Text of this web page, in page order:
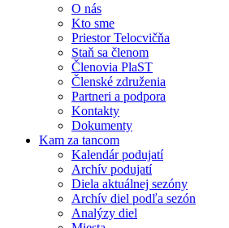
O nás
Kto sme
Priestor Telocvičňa
Staň sa členom
Členovia PlaST
Členské združenia
Partneri a podpora
Kontakty
Dokumenty
Kam za tancom
Kalendár podujatí
Archív podujatí
Diela aktuálnej sezóny
Archív diel podľa sezón
Analýzy diel